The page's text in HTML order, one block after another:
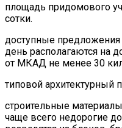
площадь придомового
сотки.
доступные
день располагаются на
от МКАД не менее 30
типовой архитектурный
строительные
чаще всего недорогие